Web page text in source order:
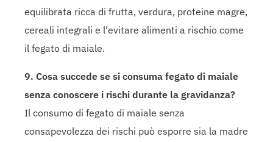
equilibrata ricca di frutta, verdura, proteine magre,
cereali integrali e l'evitare alimenti a rischio come
il fegato di maiale.
9. Cosa succede se si consuma fegato di maiale
senza conoscere i rischi durante la gravidanza?
Il consumo di fegato di maiale senza
consapevolezza dei rischi può esporre sia la madre